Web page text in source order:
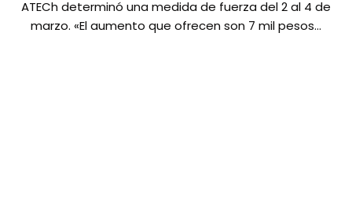
ATECh determinó una medida de fuerza del 2 al 4 de
marzo. «El aumento que ofrecen son 7 mil pesos…